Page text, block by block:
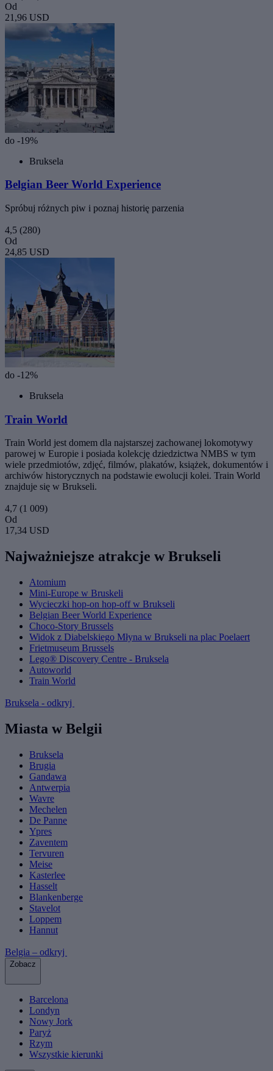
Od
21,96 USD
do -19%
Bruksela
Belgian Beer World Experience
Spróbuj różnych piw i poznaj historię parzenia
4,5 (280)
Od
24,85 USD
do -12%
Bruksela
Train World
Train World jest domem dla najstarszej zachowanej lokomotywy
parowej w Europie i posiada kolekcję dziedzictwa NMBS w tym
wiele przedmiotów, zdjęć, filmów, plakatów, książek, dokumentów i
archiwów historycznych na podstawie ewolucji kolei. Train World
znajduje się w Brukseli.
4,7 (1 009)
Od
17,34 USD
Najważniejsze atrakcje w Brukseli
Atomium
Mini-Europe w Bruskeli
Wycieczki hop-on hop-off w Brukseli
Belgian Beer World Experience
Choco-Story Brussels
Widok z Diabelskiego Młyna w Brukseli na plac Poelaert
Frietmuseum Brussels
Lego® Discovery Centre - Bruksela
Autoworld
Train World
Bruksela - odkryj
Miasta w Belgii
Bruksela
Brugia
Gandawa
Antwerpia
Wavre
Mechelen
De Panne
Ypres
Zaventem
Tervuren
Meise
Kasterlee
Hasselt
Blankenberge
Stavelot
Loppem
Hannut
Belgia – odkryj
Zobacz
Barcelona
Londyn
Nowy Jork
Paryż
Rzym
Wszystkie kierunki